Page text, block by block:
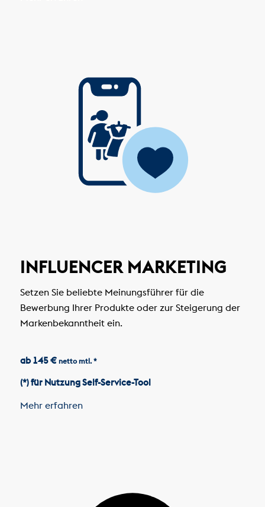
INFLUENCER MARKETING
Setzen Sie beliebte Meinungsführer für die
Bewerbung Ihrer Produkte oder zur Steigerung der
Markenbekanntheit ein.
ab 145 € netto mtl. *
(*) für Nutzung Self-Service-Tool
Mehr erfahren